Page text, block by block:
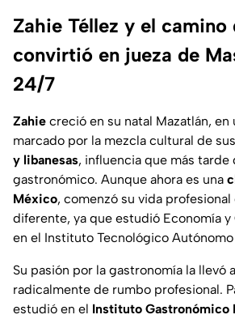
Zahie Téllez y el camino
convirtió en jueza de
24/7
Zahie creció en su natal Mazatlán, en
marcado por la mezcla cultural de sus
y libanesas, influencia que más
gastronómico. Aunque ahora es una
México, comenzó su vida
diferente, ya que estudió Economía y
en el Instituto Tecnológico
Su pasión por la gastronomía la llevó
radicalmente de rumbo profesional.
estudió en el Instituto Gastronómico